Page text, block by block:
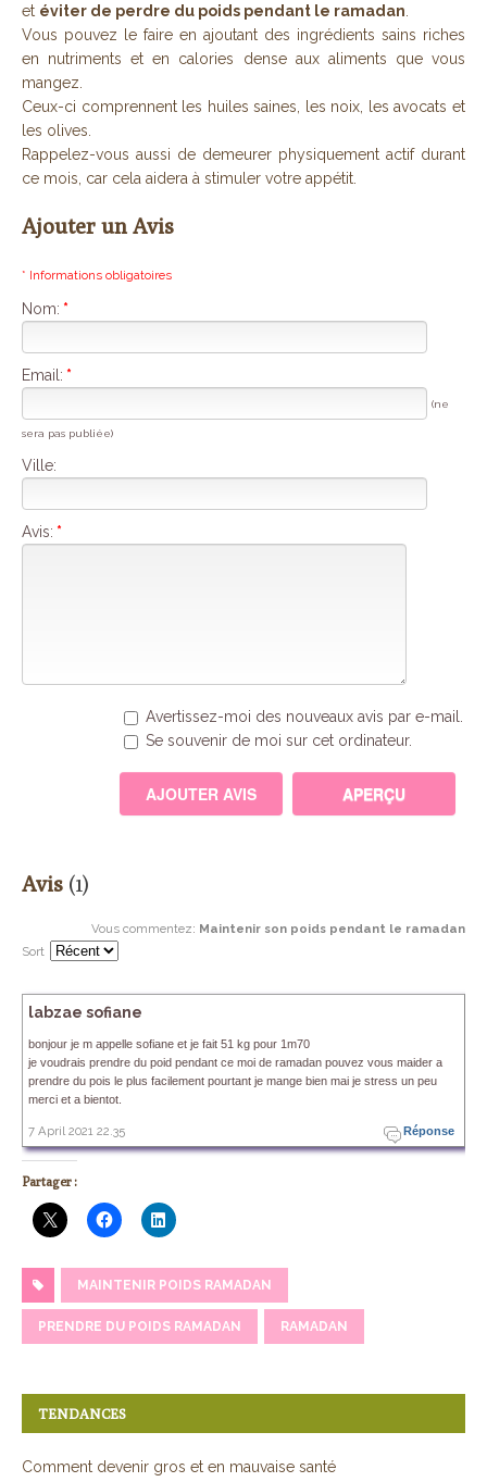
et éviter de perdre du poids pendant le ramadan
Vous pouvez le faire en ajoutant des ingrédients sains riches
en nutriments et en calories dense aux aliments que vous
mangez.
Ceux-ci comprennent les huiles saines, les noix, les avocats et
les olives.
Rappelez-vous aussi de demeurer physiquement actif durant
ce mois, car cela aidera à stimuler votre appétit.
Ajouter un Avis
* Informations obligatoires
Nom: *
Email: *
(ne
sera pas publiée)
Ville:
Avis: *
Avertissez-moi des nouveaux avis par e-mail.
Se souvenir de moi sur cet ordinateur.
Avis (1)
Vous commentez: Maintenir son poids pendant le ramadan
Sort
labzae sofiane
bonjour je m appelle sofiane et je fait 51 kg pour 1m70
je voudrais prendre du poid pendant ce moi de ramadan pouvez vous maider a
prendre du pois le plus facilement pourtant je mange bien mai je stress un peu
merci et a bientot.
Réponse
7 April 2021 22.35
Partager :
MAINTENIR POIDS RAMADAN
PRENDRE DU POIDS RAMADAN RAMADAN
TENDANCES
Comment devenir gros et en mauvaise santé